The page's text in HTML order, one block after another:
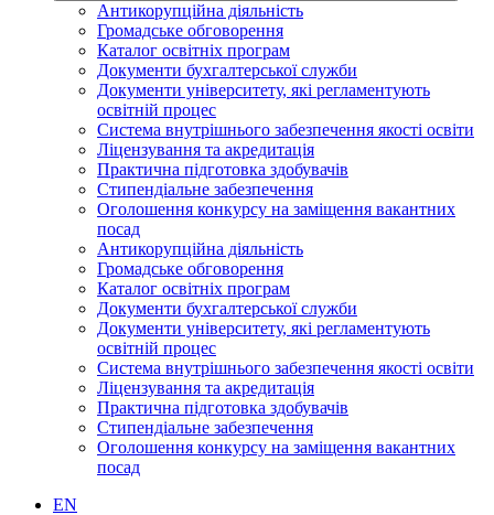
Антикорупційна діяльність
Громадське обговорення
Каталог освітніх програм
Документи бухгалтерської служби
Документи університету, які регламентують
освітній процес
Система внутрішнього забезпечення якості освіти
Ліцензування та акредитація
Практична підготовка здобувачів
Стипендіальне забезпечення
Оголошення конкурсу на заміщення вакантних
посад
Антикорупційна діяльність
Громадське обговорення
Каталог освітніх програм
Документи бухгалтерської служби
Документи університету, які регламентують
освітній процес
Система внутрішнього забезпечення якості освіти
Ліцензування та акредитація
Практична підготовка здобувачів
Стипендіальне забезпечення
Оголошення конкурсу на заміщення вакантних
посад
EN